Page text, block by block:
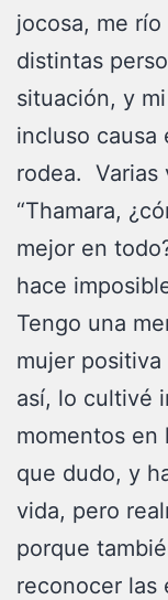
jocosa, me
distintas
situación, y
incluso causa
rodea. Varias
“Thamara,
mejor en
hace
Tengo una
mujer
así, lo cultivé
momentos en
que dudo, y
vida, pero
porque
reconocer las